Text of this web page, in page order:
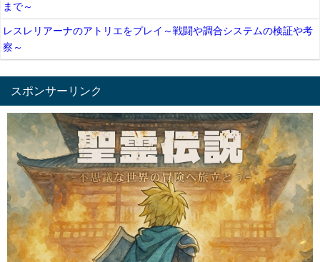
まで～
レスレリアーナのアトリエをプレイ～戦闘や調合システムの検証や考
察～
スポンサーリンク